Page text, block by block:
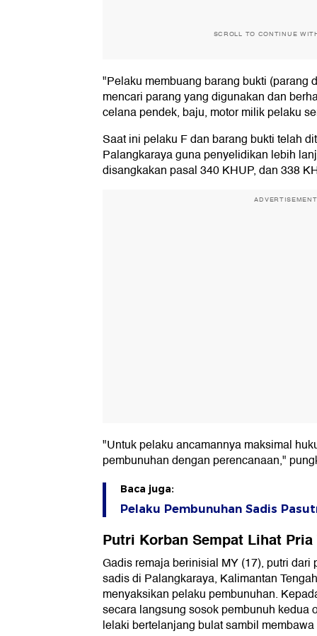
SCROLL TO CONTINUE
"Pelaku membuang barang bukti (parang
mencari parang yang digunakan dan
celana pendek, baju, motor milik pelaku
Saat ini pelaku F dan barang bukti telah
Palangkaraya guna penyelidikan lebih
disangkakan pasal 340 KHUP, dan 338
ADVERTISEMENT
"Untuk pelaku ancamannya maksimal
pembunuhan dengan perencanaan,"
Baca juga:
Pelaku Pembunuhan Sadis
Putri Korban Sempat Lihat
Gadis remaja berinisial MY (17), putri dari
sadis di Palangkaraya, Kalimantan
menyaksikan pelaku pembunuhan.
secara langsung sosok pembunuh kedua
lelaki bertelanjang bulat sambil